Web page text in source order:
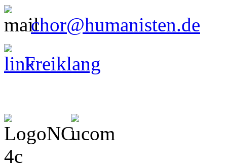
chor@humanisten.de
Freiklang